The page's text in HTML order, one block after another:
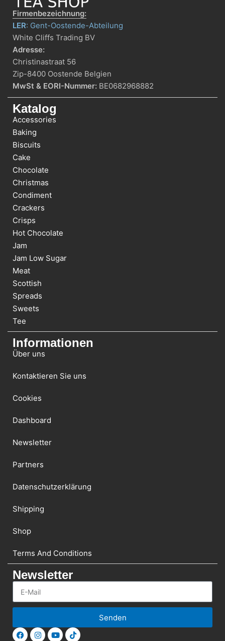
Firmenbezeichnung:
LER: Gent-Oostende-Abteilung
White Cliffs Trading BV
Adresse:
Christinastraat 56
Zip-8400 Oostende Belgien
MwSt & EORI-Nummer: BE0682968882
Katalog
Accessories
Baking
Biscuits
Cake
Chocolate
Christmas
Condiment
Crackers
Crisps
Hot Chocolate
Jam
Jam Low Sugar
Meat
Scottish
Spreads
Sweets
Tee
Informationen
Über uns
Kontaktieren Sie uns
Cookies
Dashboard
Newsletter
Partners
Datenschutzerklärung
Shipping
Shop
Terms And Conditions
Newsletter
Senden